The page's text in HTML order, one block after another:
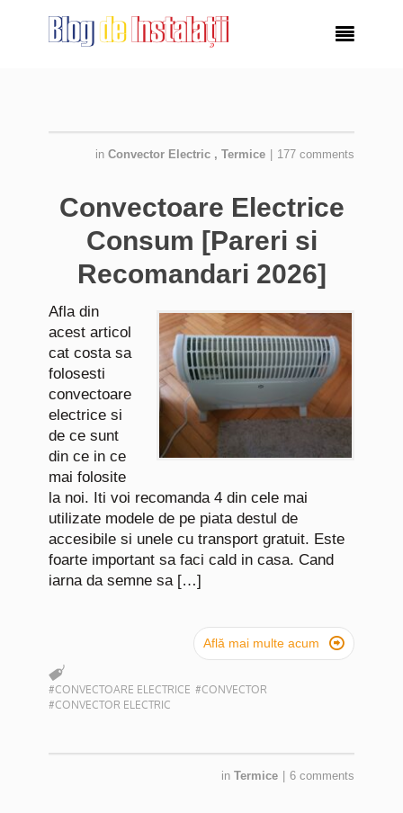

in Convector Electric , Termice 177 comments
Convectoare Electrice
Consum [Pareri si
Recomandari 2026]
Afla din
acest articol
cat costa sa
folosesti
convectoare
electrice si
de ce sunt
din ce in ce
mai folosite
la noi. Iti voi recomanda 4 din cele mai
utilizate modele de pe piata destul de
accesibile si unele cu transport gratuit. Este
foarte important sa faci cald in casa. Cand
iarna da semne sa […]
Află mai multe acum 
#CONVECTOARE ELECTRICE #CONVECTOR
#CONVECTOR ELECTRIC
in Termice 6 comments